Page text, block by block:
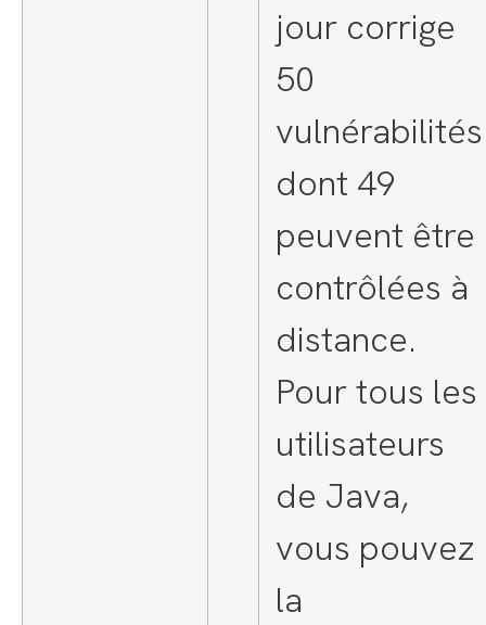
jour corrige
50
vulnérabilités
dont 49
peuvent être
contrôlées à
distance.
Pour tous les
utilisateurs
de Java,
vous pouvez
la